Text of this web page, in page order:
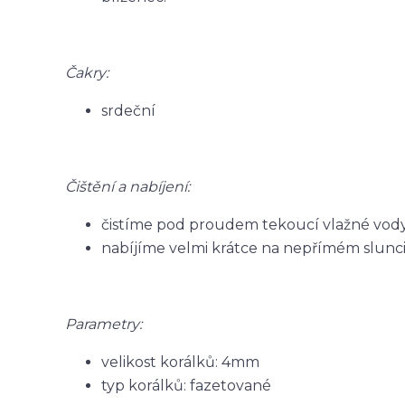
Čakry:
srdeční
Čištění a nabíjení:
čistíme pod proudem tekoucí vlažné
nabíjíme velmi krátce na nepřímém
Parametry:
velikost korálků: 4mm
typ korálků: fazetované